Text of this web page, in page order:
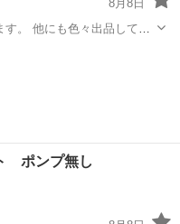
8月8日
てお
ポンプ無し